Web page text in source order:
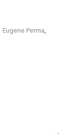
Eugene Perma,